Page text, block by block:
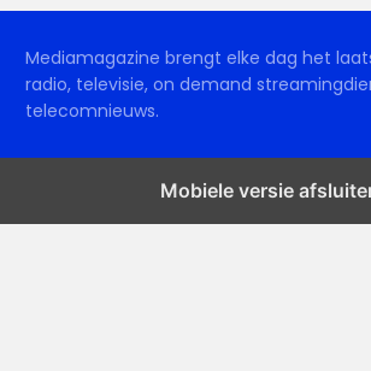
Mediamagazine brengt elke dag het
radio, televisie, on demand
telecomnieuws.
Mobiele versie